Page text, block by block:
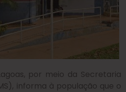
por meio da Secretaria
informa à população que o